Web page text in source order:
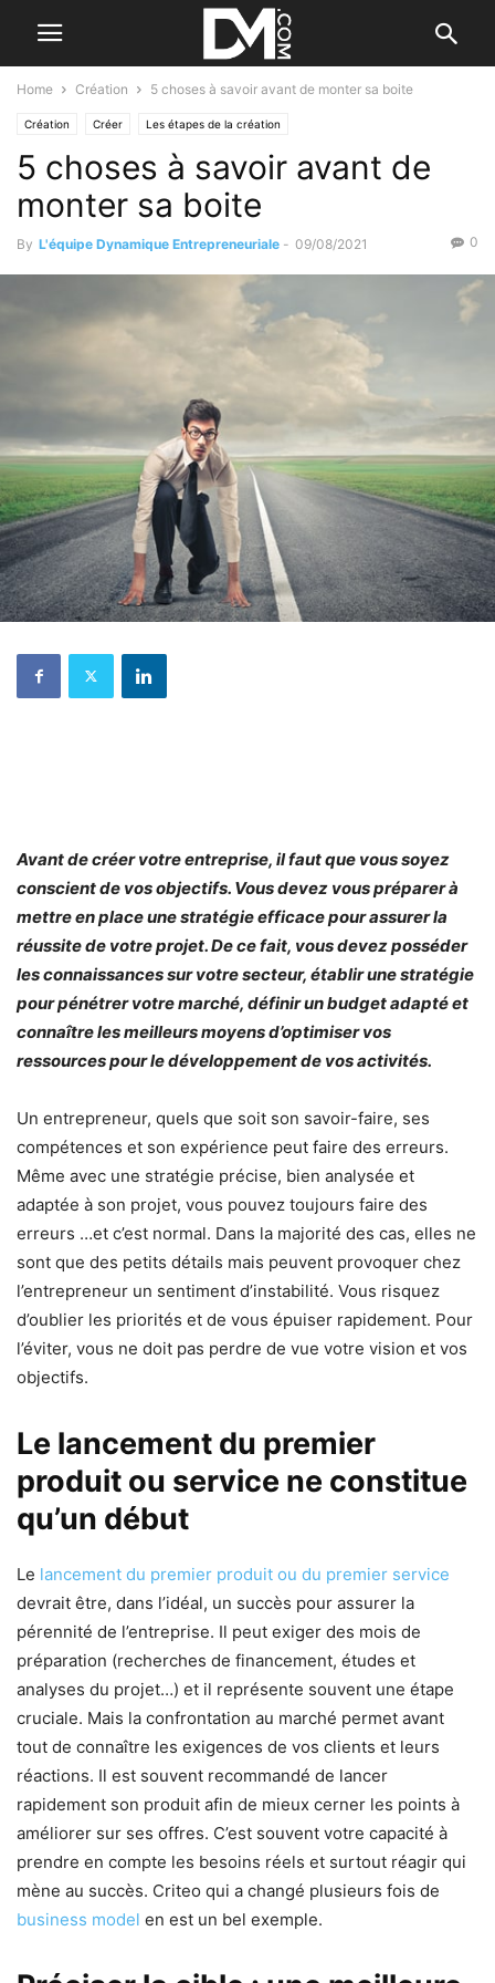
Home Création 5 choses à savoir avant de monter sa boite
Création Créer Les étapes de la création
5 choses à savoir avant de
monter sa boite
By L'équipe Dynamique Entrepreneuriale - 09/08/2021 0
Avant de créer votre entreprise, il faut que vous soyez
conscient de vos objectifs. Vous devez vous préparer à
mettre en place une stratégie efficace pour assurer la
réussite de votre projet. De ce fait, vous devez posséder
les connaissances sur votre secteur, établir une stratégie
pour pénétrer votre marché, définir un budget adapté et
connaître les meilleurs moyens d’optimiser vos
ressources pour le développement de vos activités.
Un entrepreneur, quels que soit son savoir-faire, ses
compétences et son expérience peut faire des erreurs.
Même avec une stratégie précise, bien analysée et
adaptée à son projet, vous pouvez toujours faire des
erreurs …et c’est normal. Dans la majorité des cas, elles ne
sont que des petits détails mais peuvent provoquer chez
l’entrepreneur un sentiment d’instabilité. Vous risquez
d’oublier les priorités et de vous épuiser rapidement. Pour
l’éviter, vous ne doit pas perdre de vue votre vision et vos
objectifs.
Le lancement du premier
produit ou service ne constitue
qu’un début
Le lancement du premier produit ou du premier service
devrait être, dans l’idéal, un succès pour assurer la
pérennité de l’entreprise. Il peut exiger des mois de
préparation (recherches de financement, études et
analyses du projet…) et il représente souvent une étape
cruciale. Mais la confrontation au marché permet avant
tout de connaître les exigences de vos clients et leurs
réactions. Il est souvent recommandé de lancer
rapidement son produit afin de mieux cerner les points à
améliorer sur ses offres. C’est souvent votre capacité à
prendre en compte les besoins réels et surtout réagir qui
mène au succès. Criteo qui a changé plusieurs fois de
business model en est un bel exemple.